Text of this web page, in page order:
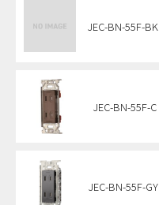
JEC-BN-55F-BK
JEC-BN-55F-C
JEC-BN-55F-GY